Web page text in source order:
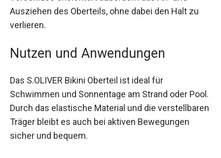
Verschluss erleichtert außerdem das An- und
Ausziehen des Oberteils, ohne dabei den Halt zu
verlieren.
Nutzen und Anwendungen
Das S.OLIVER Bikini Oberteil ist ideal für
Schwimmen und Sonnentage am Strand oder
Pool. Durch das elastische Material und die
verstellbaren Träger bleibt es auch bei aktiven
Bewegungen sicher und bequem.